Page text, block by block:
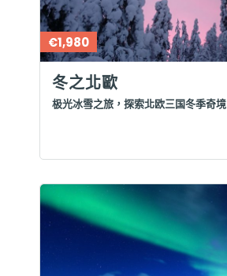
€1,980
冬之北歐
极光冰雪之旅，探索北欧三国冬季奇境